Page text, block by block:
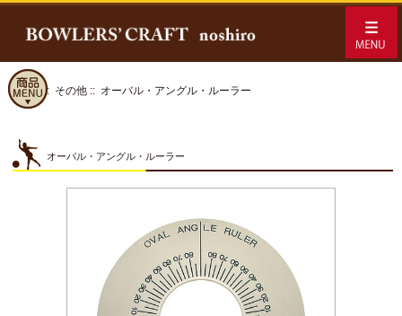
ホーム:: その他 :: オーバル・アングル・ルーラー
オーバル・アングル・ルーラー